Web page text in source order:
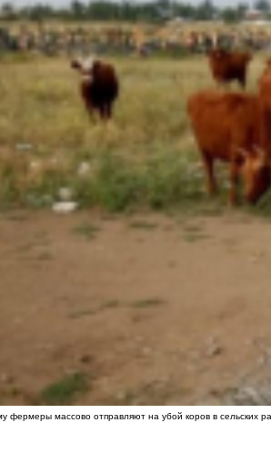
фермеры массово отправляют на убой коров в сельских